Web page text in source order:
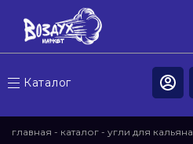
Каталог
главная - каталог - угли для кальяна